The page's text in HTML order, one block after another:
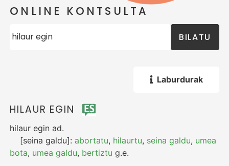
ONLINE KONTSULTA
BILATU
Laburdurak
HILAUR EGIN
hilaur egin ad.
[seina galdu]:abortatu, hilaurtu, seina galdu, umea
bota, umea galdu, bertiztu g.e.